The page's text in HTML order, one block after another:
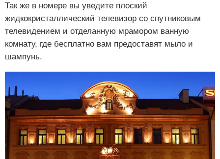
Так же в номере вы уведите плоский
жидкокристаллический телевизор со спутниковым
телевидением и отделанную мрамором ванную
комнату, где бесплатно вам предоставят мыло и
шампунь.